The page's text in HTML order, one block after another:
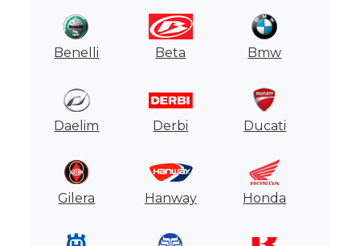
Usados
Tasaciones
Formulario
Empresa
Contacto
Benelli Beta Bmw
Daelim Derbi Ducati
Gilera Hanway Honda